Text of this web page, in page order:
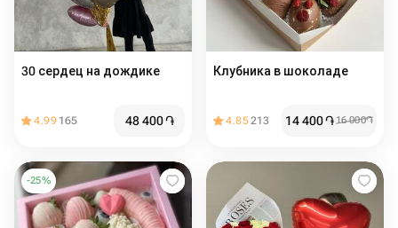
30 сердец на дождике
4.99 165 48 400֏
Клубника в шоколаде
4.85213 14 400֏16 000֏
-25%